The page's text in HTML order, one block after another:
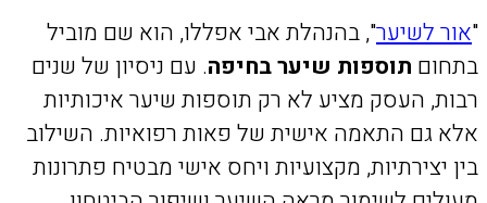
"אור לשיער", בהנהלת אבי אפללו, הוא שם מוביל
בתחום תוספות שיער בחיפה. עם ניסיון של שנים
רבות, העסק מציע לא רק תוספות שיער איכותיות
אלא גם התאמה אישית של פאות רפואיות. השילוב
בין יצירתיות, מקצועיות ויחס אישי מבטיח פתרונות